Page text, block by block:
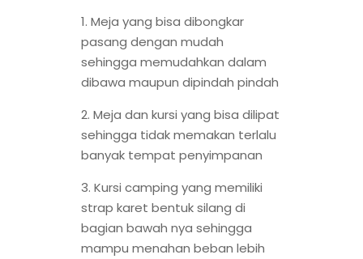
1. Meja yang bisa dibongkar
pasang dengan mudah
sehingga memudahkan dalam
dibawa maupun dipindah pindah
2. Meja dan kursi yang bisa dilipat
sehingga tidak memakan terlalu
banyak tempat penyimpanan
3. Kursi camping yang memiliki
strap karet bentuk silang di
bagian bawah nya sehingga
mampu menahan beban lebih